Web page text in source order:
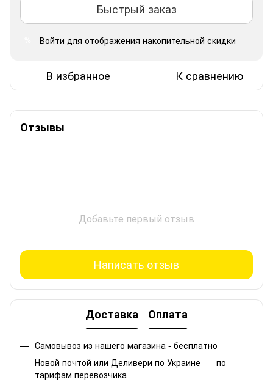
Быстрый заказ
Войти для отображения накопительной скидки
В избранное К сравнению
Отзывы
Добавьте первый отзыв
Написать отзыв
Доставка Оплата
Самовывоз из нашего магазина - бесплатно
Новой почтой или Деливери по Украине — по
тарифам перевозчика